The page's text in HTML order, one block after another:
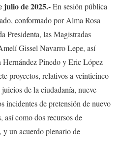
julio de 2025.-En sesión pública
conformado por Alma Rosa
Presidenta, las Magistradas
Gissel Navarro Lepe, así
Pinedo y Eric López
proyectos, relativos a veinticinco
de la ciudadanía, nueve
incidentes de pretensión de nuevo
así como dos recursos de
y un acuerdo plenario de